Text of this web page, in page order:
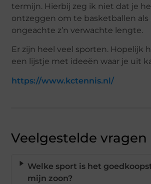
termijn. Hierbij zeg ik niet dat je
ontzeggen om te basketballen als
ongeachte z’n verwachte lengte.
Er zijn heel veel sporten. Hopelijk
een lijstje met ideeën waar je uit
https://www.kctennis.nl/
Veelgestelde vragen
Welke sport is het
mijn zoon?